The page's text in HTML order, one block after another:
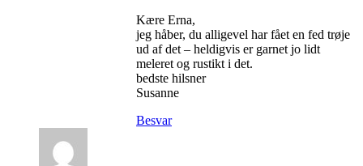
Kære Erna,
jeg håber, du alligevel har fået en fed trøje
ud af det – heldigvis er garnet jo lidt
meleret og rustikt i det.
bedste hilsner
Susanne
Besvar